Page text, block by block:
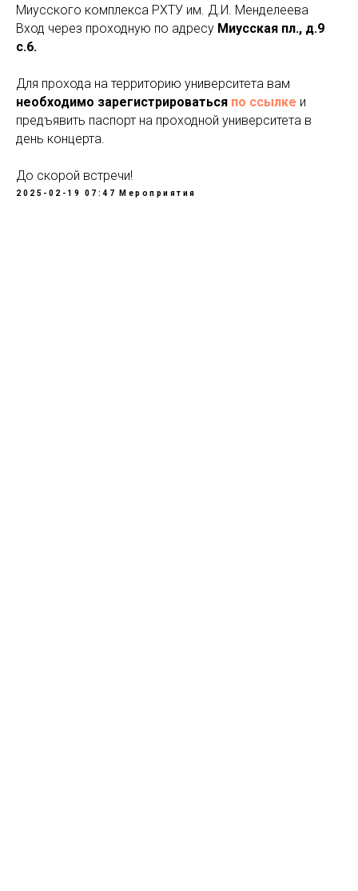
Миусского комплекса РХТУ им. Д.И. Менделеева
Вход через проходную по адресу Миусская пл., д.9
с.6.
Для прохода на территорию университета вам
необходимо зарегистрироваться по ссылке и
предъявить паспорт на проходной университета в
день концерта.
До скорой встречи!
2025-02-19 07:47 Мероприятия